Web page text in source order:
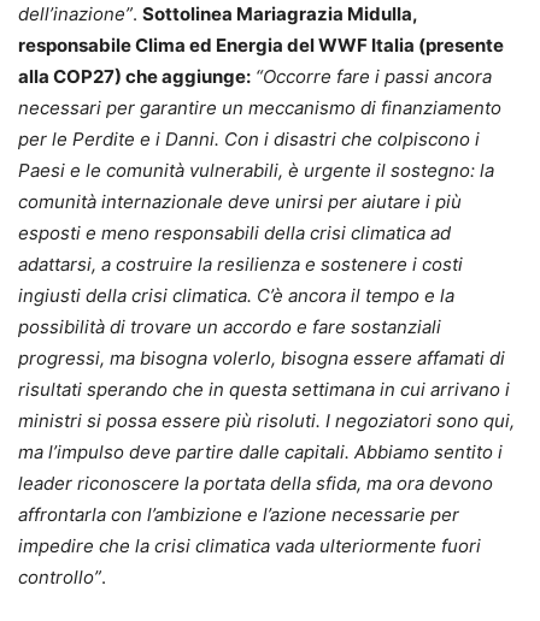
dell’inazione”. Sottolinea Mariagrazia Midulla,
responsabile Clima ed Energia del WWF Italia (presente
alla COP27) che aggiunge: “Occorre fare i passi ancora
necessari per garantire un meccanismo di finanziamento
per le Perdite e i Danni. Con i disastri che colpiscono i
Paesi e le comunità vulnerabili, è urgente il sostegno: la
comunità internazionale deve unirsi per aiutare i più
esposti e meno responsabili della crisi climatica ad
adattarsi, a costruire la resilienza e sostenere i costi
ingiusti della crisi climatica. C’è ancora il tempo e la
possibilità di trovare un accordo e fare sostanziali
progressi, ma bisogna volerlo, bisogna essere affamati di
risultati sperando che in questa settimana in cui arrivano i
ministri si possa essere più risoluti. I negoziatori sono qui,
ma l’impulso deve partire dalle capitali. Abbiamo sentito i
leader riconoscere la portata della sfida, ma ora devono
affrontarla con l’ambizione e l’azione necessarie per
impedire che la crisi climatica vada ulteriormente fuori
controllo”.